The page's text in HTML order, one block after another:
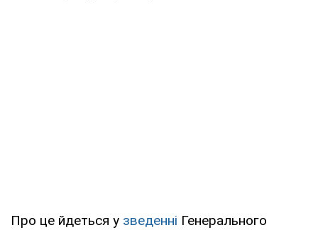
Про це йдеться у зведенні Генерального